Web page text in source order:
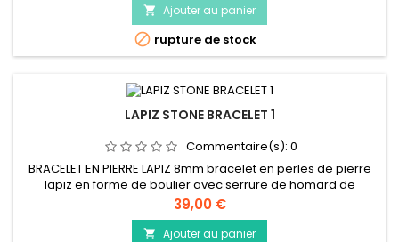
 Ajouter au panier
 rupture de stock
LAPIZ STONE BRACELET 1
Commentaire(s): 0
BRACELET EN PIERRE LAPIZ 8mm bracelet en perles de pierre
lapiz en forme de boulier avec serrure de homard de
conception de reptile, pierres de lapiz bleu
Prix
39,00 €
 Ajouter au panier